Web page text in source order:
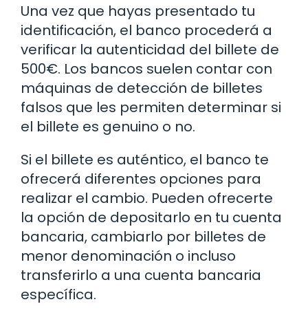
Una vez que hayas presentado tu
identificación, el banco procederá a
verificar la autenticidad del billete de
500€. Los bancos suelen contar con
máquinas de detección de billetes
falsos que les permiten determinar si
el billete es genuino o no.
Si el billete es auténtico, el banco te
ofrecerá diferentes opciones para
realizar el cambio. Pueden ofrecerte
la opción de depositarlo en tu cuenta
bancaria, cambiarlo por billetes de
menor denominación o incluso
transferirlo a una cuenta bancaria
específica.